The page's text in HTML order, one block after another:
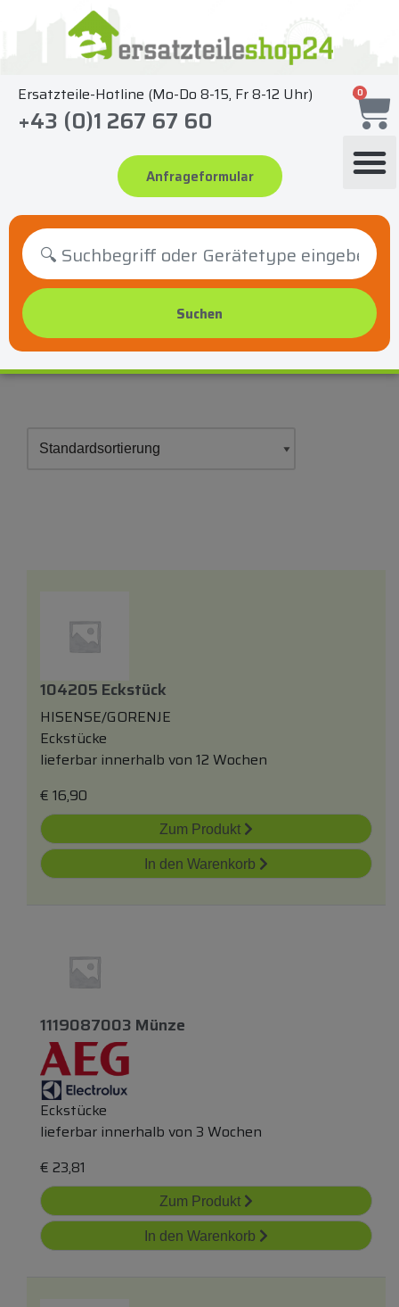
springen
Ersatzteile-Hotline (Mo-Do 8-15, Fr 8-12 Uhr)
+43 (0)1 267 67 60
Anfrageformular
0
104205 Eckstück
HISENSE/GORENJE
Eckstücke
lieferbar innerhalb von 12 Wochen
€ 16,90
Zum Produkt
In den Warenkorb
1119087003 Münze
Eckstücke
lieferbar innerhalb von 3 Wochen
€ 23,81
Zum Produkt
In den Warenkorb